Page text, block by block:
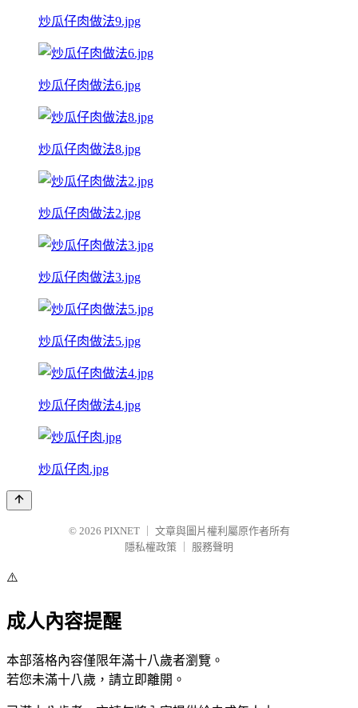
炒瓜仔肉做法9.jpg
炒瓜仔肉做法6.jpg
炒瓜仔肉做法8.jpg
炒瓜仔肉做法2.jpg
炒瓜仔肉做法3.jpg
炒瓜仔肉做法5.jpg
炒瓜仔肉做法4.jpg
炒瓜仔肉.jpg
© 2026 PIXNET
文章與圖片權利屬原作者所有
隱私權政策
服務聲明
⚠️
成人內容提醒
本部落格內容僅限年滿十八歲者瀏覽。
若您未滿十八歲，請立即離開。